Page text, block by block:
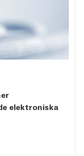
elektroniska